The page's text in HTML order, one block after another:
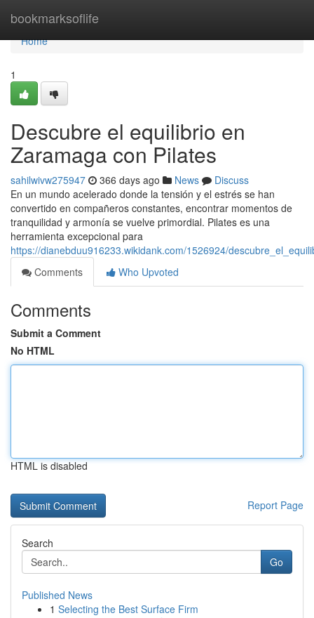
bookmarksoflife
Home
Home
1
Descubre el equilibrio en
Zaramaga con Pilates
sahilwivw275947 366 days ago News
Discuss
En un mundo acelerado donde la tensión y el estrés se han
convertido en compañeros constantes, encontrar momentos de
tranquilidad y armonía se vuelve primordial. Pilates es una
herramienta excepcional para
https://dianebduu916233.wikidank.com/1526924/
Comments
Who Upvoted
Comments
Submit a Comment
No HTML
HTML is disabled
Report Page
Search
Go
Published News
1 Selecting the Best Surface Firm